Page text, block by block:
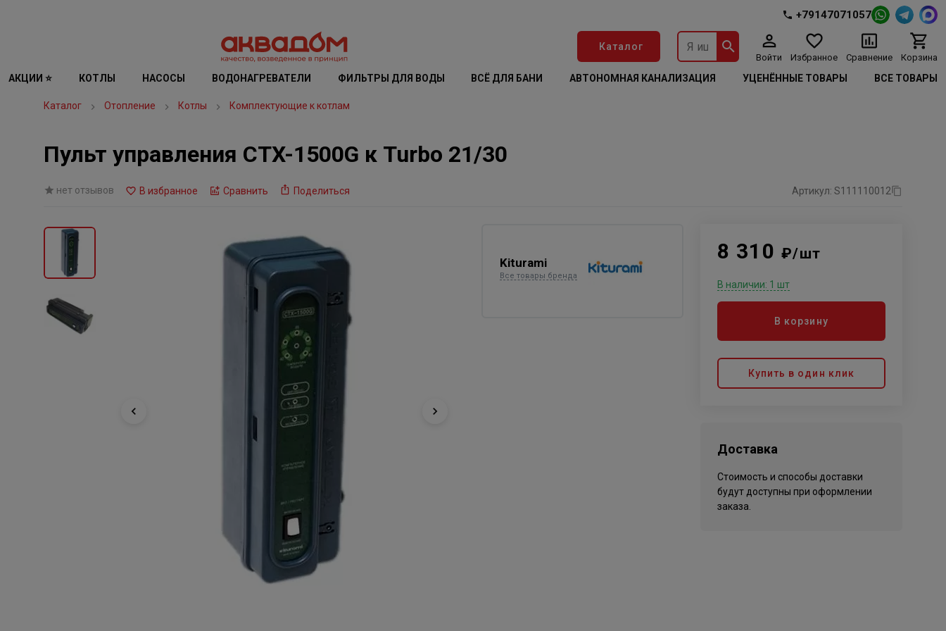
+79147071057
Каталог
Войти Избранное Сравнение Корзина
АКЦИИ ⭐ КОТЛЫ НАСОСЫ ВОДОНАГРЕВАТЕЛИ ФИЛЬТРЫ ДЛЯ ВОДЫ ВСЁ ДЛЯ БАНИ АВТОНОМНАЯ КАНАЛИЗАЦИЯ УЦЕНЁННЫЕ ТОВАРЫ ВСЕ ТОВАРЫ
Каталог Отопление Котлы Комплектующие к котлам
Пульт управления CTX-1500G к Turbo 21/30
нет отзывов В избранное Сравнить Поделиться Артикул: S111110012
Kiturami
Все товары бренда
8 310 ₽/шт
В наличии: 1 шт
В корзину
Купить в один клик
Доставка
Стоимость и способы доставки
будут доступны при оформлении
заказа.